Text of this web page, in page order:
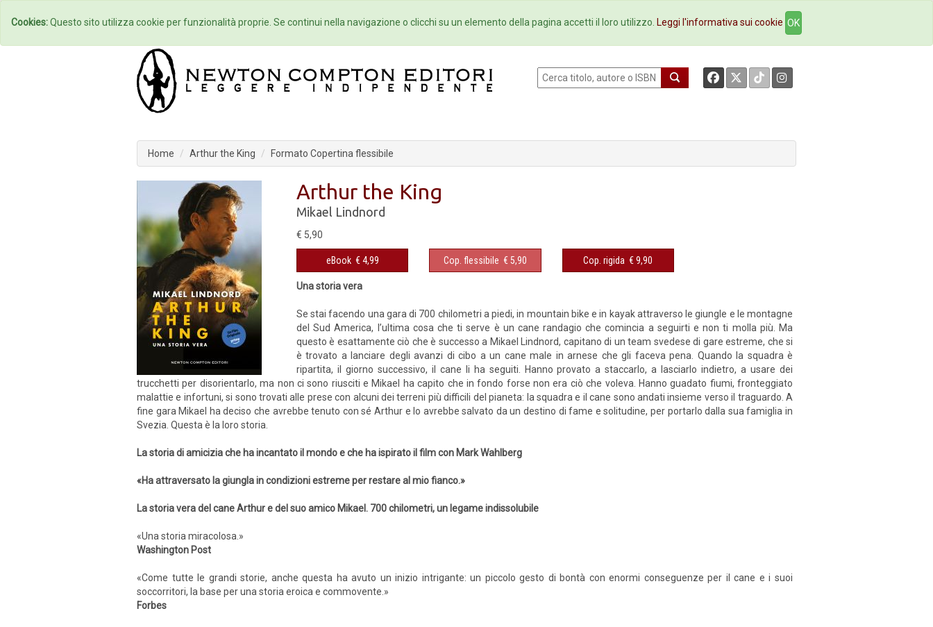
Home Autori Eventi Collane Newsletter Ebookstore Contatti
Home Arthur the King Formato Copertina flessibile
Arthur the King
Mikael Lindnord
€ 5,90
eBook € 4,99 Cop. flessibile € 5,90 Cop. rigida € 9,90
Una storia vera
Se stai facendo una gara di 700 chilometri a piedi, in mountain bike e in kayak attraverso le giungle e le montagne
del Sud America, l’ultima cosa che ti serve è un cane randagio che comincia a seguirti e non ti molla più. Ma
questo è esattamente ciò che è successo a Mikael Lindnord, capitano di un team svedese di gare estreme, che si
è trovato a lanciare degli avanzi di cibo a un cane male in arnese che gli faceva pena. Quando la squadra è
ripartita, il giorno successivo, il cane li ha seguiti. Hanno provato a staccarlo, a lasciarlo indietro, a usare dei
trucchetti per disorientarlo, ma non ci sono riusciti e Mikael ha capito che in fondo forse non era ciò che voleva. Hanno guadato fiumi, fronteggiato
malattie e infortuni, si sono trovati alle prese con alcuni dei terreni più difficili del pianeta: la squadra e il cane sono andati insieme verso il traguardo. A
fine gara Mikael ha deciso che avrebbe tenuto con sé Arthur e lo avrebbe salvato da un destino di fame e solitudine, per portarlo dalla sua famiglia in
Svezia. Questa è la loro storia.
La storia di amicizia che ha incantato il mondo e che ha ispirato il film con Mark Wahlberg
«Ha attraversato la giungla in condizioni estreme per restare al mio fianco.»
La storia vera del cane Arthur e del suo amico Mikael. 700 chilometri, un legame indissolubile
«Una storia miracolosa.»
Washington Post
«Come tutte le grandi storie, anche questa ha avuto un inizio intrigante: un piccolo gesto di bontà con enormi conseguenze per il cane e i suoi
soccorritori, la base per una storia eroica e commovente.»
Forbes
Cookies:Questo sito utilizza cookie per funzionalità proprie. Se continui nella navigazione o clicchi su un elemento della pagina accetti il loro utilizzo. Leggi l'informativa sui cookie OK